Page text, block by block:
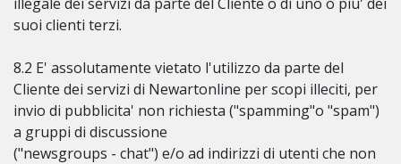
suoi clienti terzi.
8.2 E' assolutamente vietato l'utilizzo da parte del
Cliente dei servizi di Newartonline per scopi illeciti, per
invio di pubblicita' non richiesta ("spamming"o "spam")
a gruppi di discussione
("newsgroups - chat") e/o ad indirizzi di utenti che non